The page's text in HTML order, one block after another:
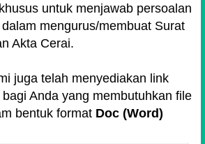
untuk menjawab persoalan
mengurus/membuat Surat
Akta Cerai.
juga telah menyediakan link
Anda yang membutuhkan file
bentuk format Doc (Word)